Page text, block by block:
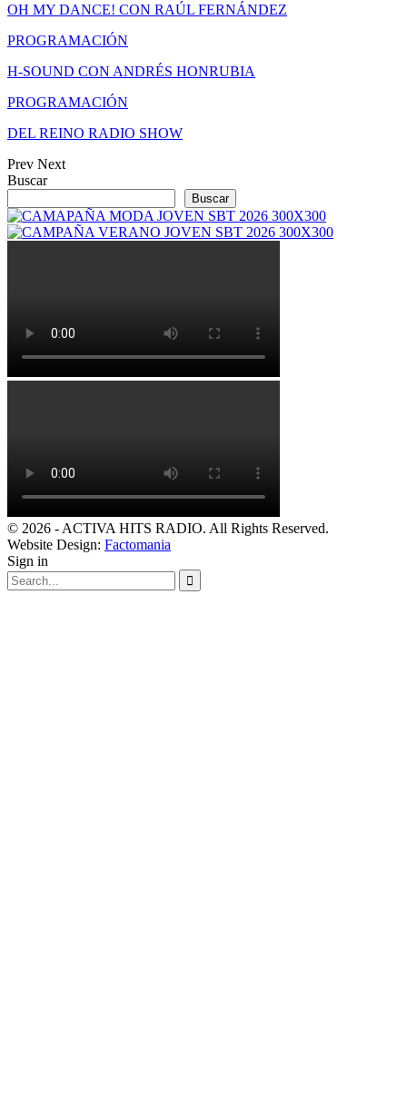
OH MY DANCE! CON RAÚL FERNÁNDEZ
PROGRAMACIÓN
H-SOUND CON ANDRÉS HONRUBIA
PROGRAMACIÓN
DEL REINO RADIO SHOW
Prev Next
Buscar
Buscar
© 2026 - ACTIVA HITS RADIO. All Rights Reserved.
Website Design: Factomania
Sign in